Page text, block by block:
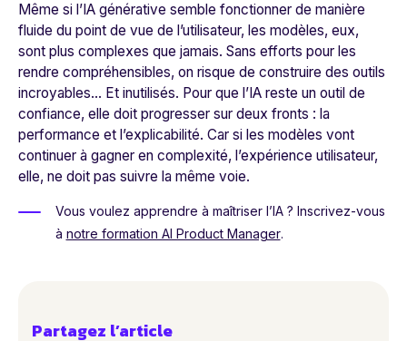
Même si l’IA générative semble fonctionner de manière
fluide du point de vue de l’utilisateur, les modèles, eux,
sont plus complexes que jamais. Sans efforts pour les
rendre compréhensibles, on risque de construire des outils
incroyables… Et inutilisés. Pour que l’IA reste un outil de
confiance, elle doit progresser sur deux fronts : la
performance et l’explicabilité. Car si les modèles vont
continuer à gagner en complexité, l’expérience utilisateur,
elle, ne doit pas suivre la même voie.
Vous voulez apprendre à maîtriser l’IA ? Inscrivez-vous
à notre formation AI Product Manager.
Partagez l’article